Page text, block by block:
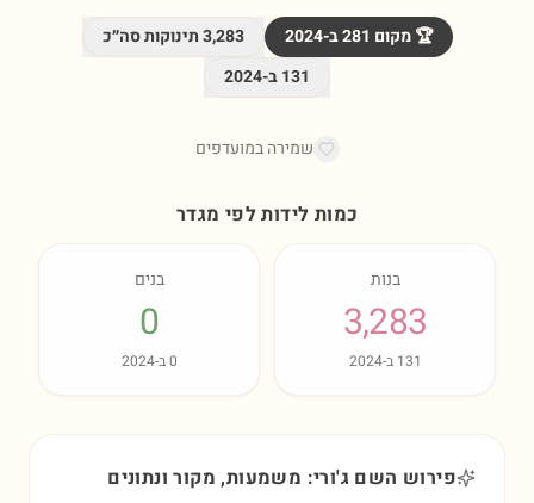
🏆 מקום 281ב-2024
3,283תינוקות סה״כ
131ב-2024
שמירה במועדפים
כמות לידות לפי מגדר
בנות
3,283
131 ב-2024
בנים
0
0ב-2024
פירוש השם ג'ורי: משמעות, מקור ונתונים